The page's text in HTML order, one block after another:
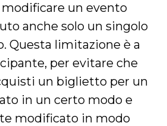
modificare un evento
anche solo un singolo
Questa limitazione è a
per evitare che
un biglietto per un
in un certo modo e
modificato in modo